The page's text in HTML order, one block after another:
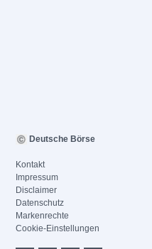
Deutsche Börse
Kontakt
Impressum
Disclaimer
Datenschutz
Markenrechte
Cookie-Einstellungen